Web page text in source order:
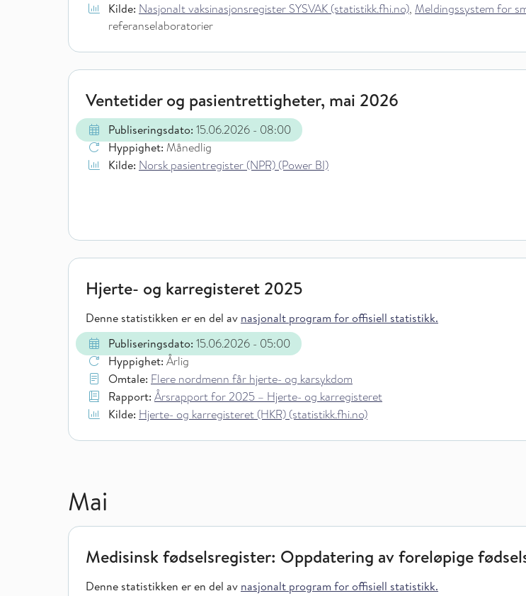
Kilde: Nasjonalt vaksinasjonsregister SYSVAK (statistikk.fhi.no), Meldingssystem for
referanselaboratorier
Ventetider og pasientrettigheter, mai 2026
Publiseringsdato: 15.06.2026 - 08:00
Hyppighet: Månedlig
Kilde: Norsk pasientregister (NPR) (Power BI)
Hjerte- og karregisteret 2025
Denne statistikken er en del av nasjonalt program for offisiell statistikk.
Publiseringsdato: 15.06.2026 - 05:00
Hyppighet: Årlig
Omtale: Flere nordmenn får hjerte- og karsykdom
Rapport: Årsrapport for 2025 – Hjerte- og karregisteret
Kilde: Hjerte- og karregisteret (HKR) (statistikk.fhi.no)
Mai
Medisinsk fødselsregister: Oppdatering av foreløpige
Denne statistikken er en del av nasjonalt program for offisiell statistikk.